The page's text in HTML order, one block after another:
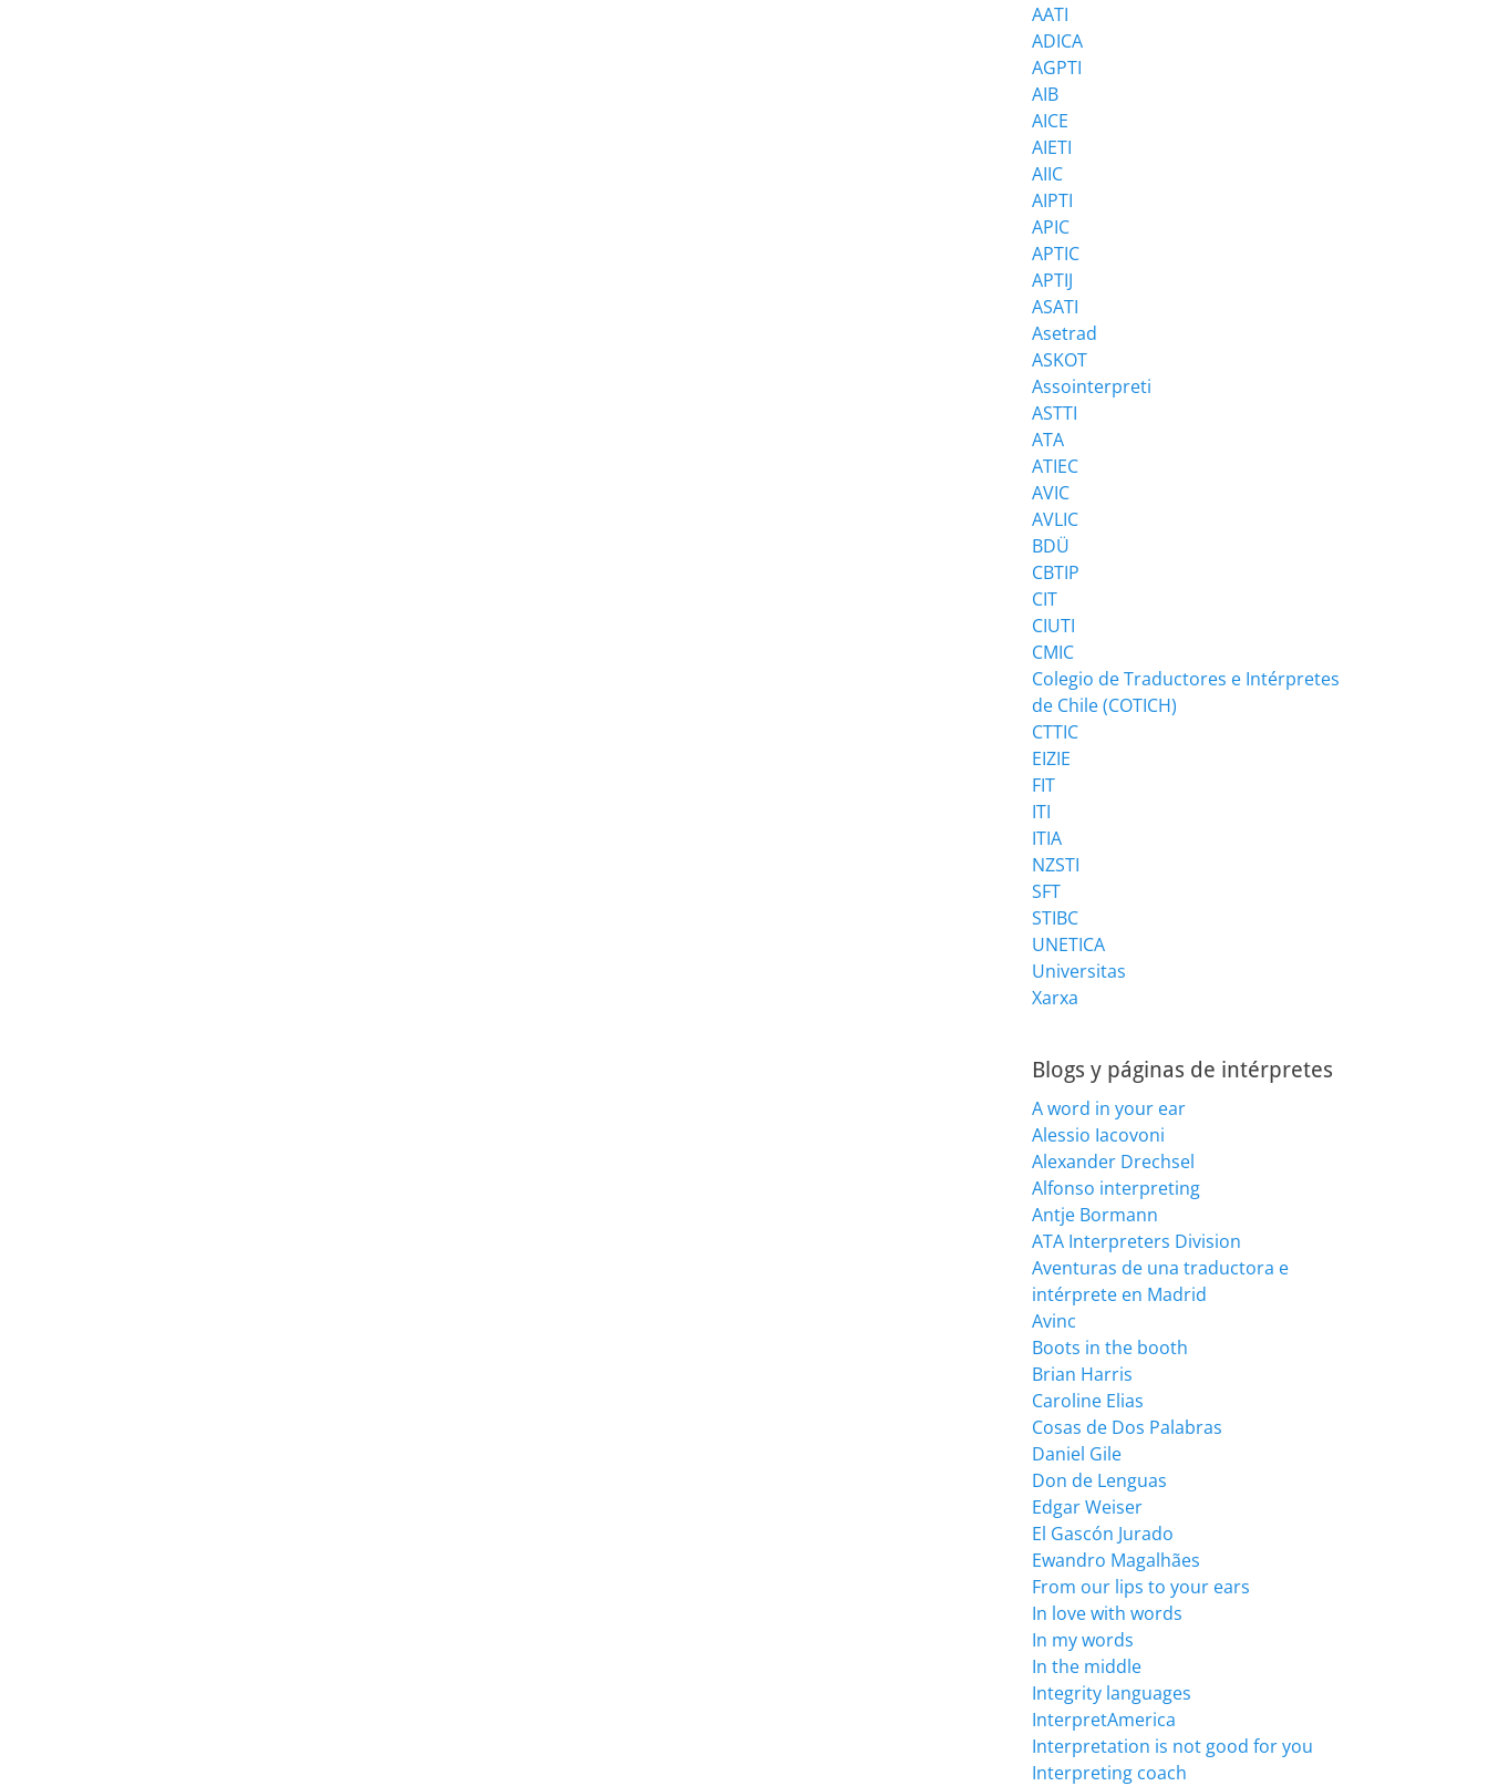
AATI
ADICA
AGPTI
AIB
AICE
AIETI
AIIC
AIPTI
APIC
APTIC
APTIJ
ASATI
Asetrad
ASKOT
Assointerpreti
ASTTI
ATA
ATIEC
AVIC
AVLIC
BDÜ
CBTIP
CIT
CIUTI
CMIC
Colegio de Traductores e Intérpretes
de Chile (COTICH)
CTTIC
EIZIE
FIT
ITI
ITIA
NZSTI
SFT
STIBC
UNETICA
Universitas
Xarxa
Blogs y páginas de intérpretes
A word in your ear
Alessio Iacovoni
Alexander Drechsel
Alfonso interpreting
Antje Bormann
ATA Interpreters Division
Aventuras de una traductora e
intérprete en Madrid
Avinc
Boots in the booth
Brian Harris
Caroline Elias
Cosas de Dos Palabras
Daniel Gile
Don de Lenguas
Edgar Weiser
El Gascón Jurado
Ewandro Magalhães
From our lips to your ears
In love with words
In my words
In the middle
Integrity languages
InterpretAmerica
Interpretation is not good for you
Interpreting coach